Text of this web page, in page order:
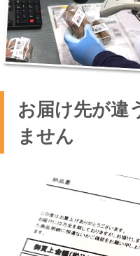
お届け先が違
ません